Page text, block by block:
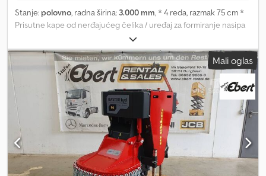
Stanje: polovno, radna širina: 3.000 mm, * 4 reda, razmak 75 cm *
Prisutne kape od nerđajućeg čelika / uređaj za formiranje nasipa
Dcodpfx Acezqwkfjnjk * Robusna konstrukcija za uzgoj krompira i
šargarepe Stanje: Frezalica ima kvar na menjaču i zato se izričito
prodaje kao neispravna, uređaj za popravku ili kao izvor rezervnih
Mali oglas